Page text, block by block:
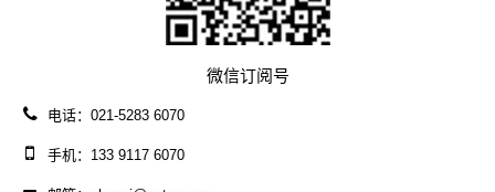
微信订阅号
电话：021-5283 6070
手机：133 9117 6070